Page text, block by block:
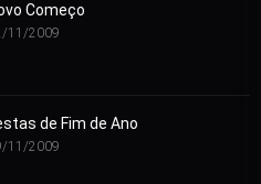
Começo
11/2009
de Fim de Ano
11/2009